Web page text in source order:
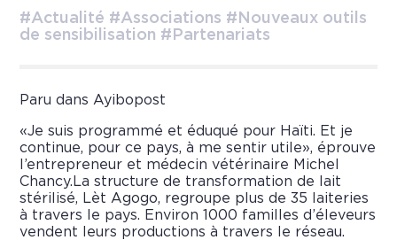
#Actualité #Associations #Nouveaux outils
de sensibilisation #Partenariats
Paru dans Ayibopost
«Je suis programmé et éduqué pour Haïti. Et je
continue, pour ce pays, à me sentir utile», éprouve
l’entrepreneur et médecin vétérinaire Michel
Chancy.La structure de transformation de lait
stérilisé, Lèt Agogo, regroupe plus de 35 laiteries
à travers le pays. Environ 1000 familles d’éleveurs
vendent leurs productions à travers le réseau.